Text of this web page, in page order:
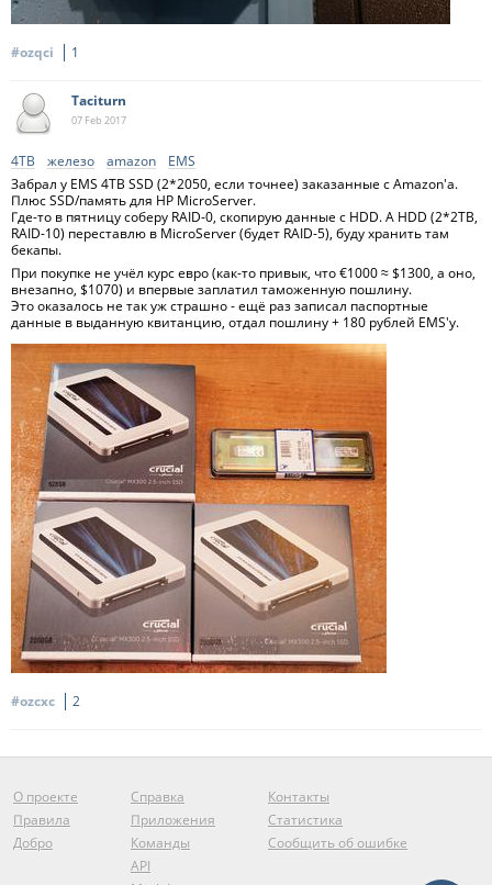
#ozqci 1
Taciturn
07 Feb 2017
4TB железо amazon
EMS
Забрал у EMS 4TB SSD (2*2050, если точнее) заказанные с Amazon'а.
Плюс SSD/память для HP MicroServer.
Где-то в пятницу соберу RAID-0, скопирую данные с HDD. А HDD (2*2TB,
RAID-10) переставлю в MicroServer (будет RAID-5), буду хранить там
бекапы.
При покупке не учёл курс евро (как-то привык, что €1000 ≈ $1300, а оно,
внезапно, $1070) и впервые заплатил таможенную пошлину.
Это оказалось не так уж страшно - ещё раз записал паспортные
данные в выданную квитанцию, отдал пошлину + 180 рублей EMS'у.
#ozcxc 2
О проекте
Правила
Добро
Справка
Приложения
Команды
API
Контакты
Статистика
Сообщить об ошибке